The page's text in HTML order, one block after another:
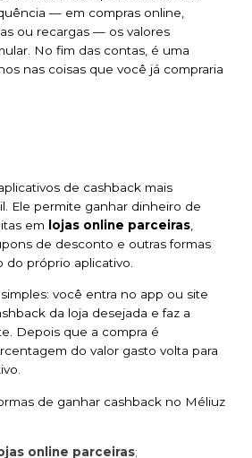
— em compras online,
ou recargas — os valores
No fim das contas, é uma
nas coisas que você já compraria
de cashback mais
Ele permite ganhar dinheiro de
em
lojas online parceiras
de desconto e outras formas
próprio aplicativo.
você entra no app ou site
da loja desejada e faz a
Depois que a compra é
do valor gasto volta para
de ganhar cashback no Méliuz
online parceiras;